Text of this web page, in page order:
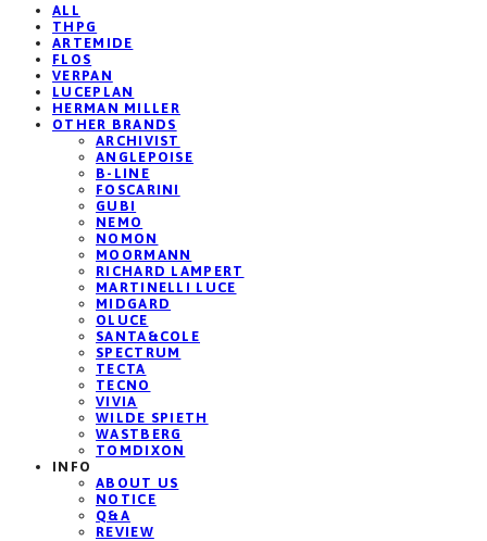
ALL
THPG
ARTEMIDE
FLOS
VERPAN
LUCEPLAN
HERMAN MILLER
OTHER BRANDS
ARCHIVIST
ANGLEPOISE
B-LINE
FOSCARINI
GUBI
NEMO
NOMON
MOORMANN
RICHARD LAMPERT
MARTINELLI LUCE
MIDGARD
OLUCE
SANTA&COLE
SPECTRUM
TECTA
TECNO
VIVIA
WILDE SPIETH
WASTBERG
TOMDIXON
INFO
ABOUT US
NOTICE
Q&A
REVIEW